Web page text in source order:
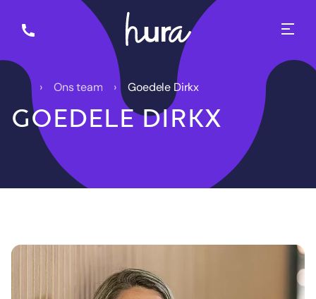
Ons team Goedele Dirkx
GOEDELE DIRKX